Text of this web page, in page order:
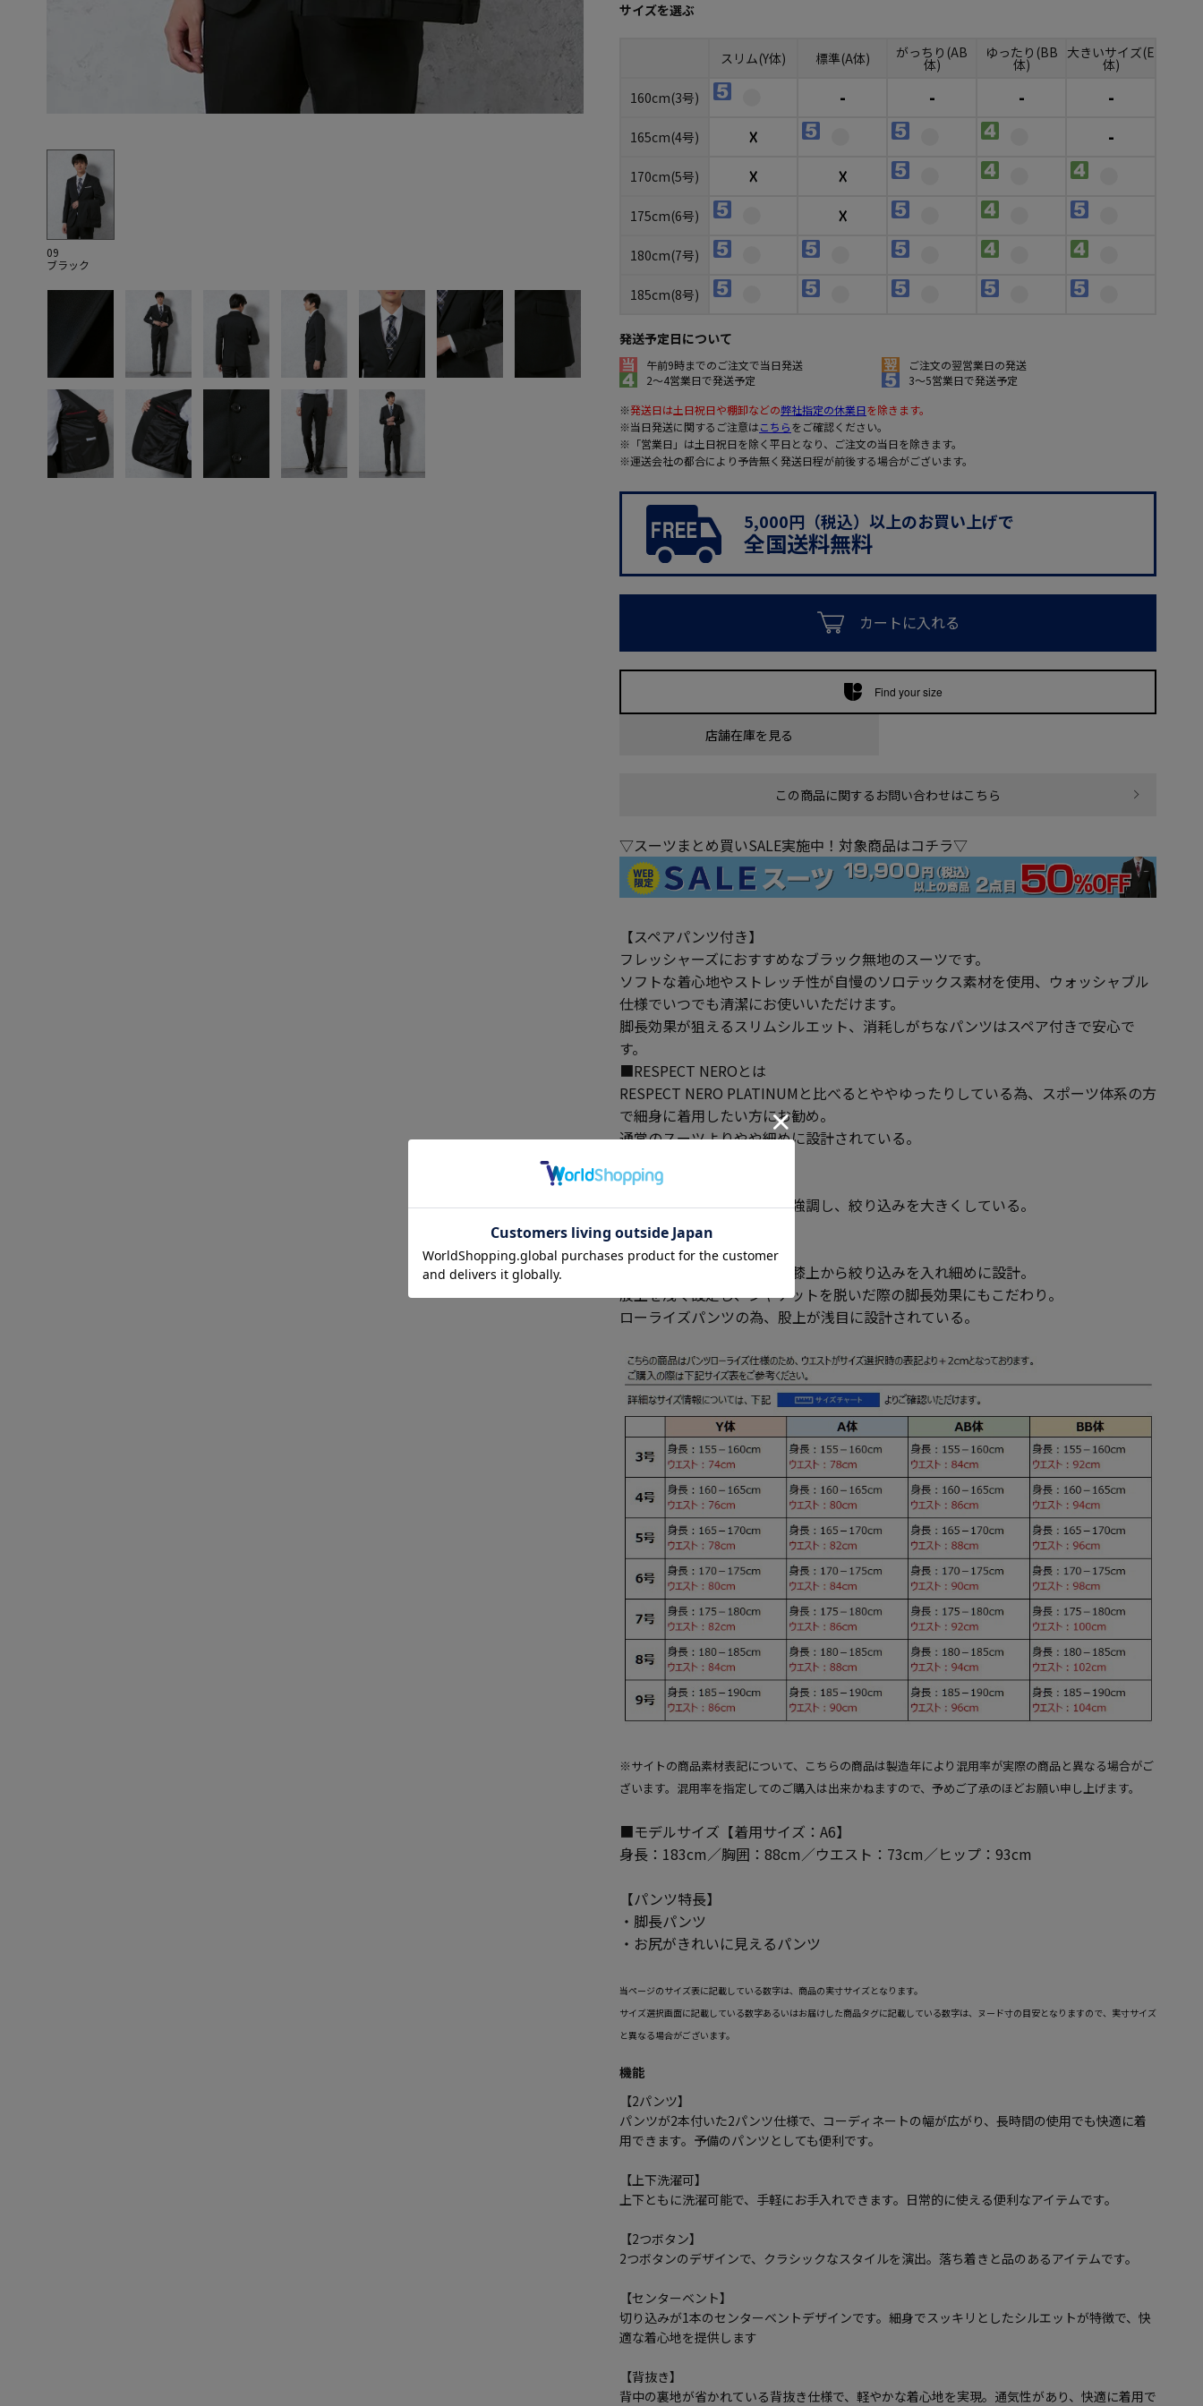
09
ブラック
サイズを選ぶ
スリム(Y体) 標準(A体) がっちり(AB
体)
ゆったり(BB
体)
大きいサイズ(E
体)
160cm(3号)
- - - -
165cm(4号) ☓ -
170cm(5号) ☓ ☓
175cm(6号) ☓
180cm(7号)
185cm(8号)
発送予定日について
午前9時までのご注文で当日発送
ご注文の翌営業日の発送
2～4営業日で発送予定
3～5営業日で発送予定
※発送日は土日祝日や棚卸などの弊社指定の休業日を除きます。
※当日発送に関するご注意はこちらをご確認ください。
※「営業日」は土日祝日を除く平日となり、ご注文の当日を除きます。
※運送会社の都合により予告無く発送日程が前後する場合がございます。
5,000円（税込）以上のお買い上げで
全国送料無料
カートに入れる
Find your size
店舗在庫を見る
この商品に関するお問い合わせはこちら
▽スーツまとめ買いSALE実施中！対象商品はコチラ▽
【スペアパンツ付き】
フレッシャーズにおすすめなブラック無地のスーツです。
ソフトな着心地やストレッチ性が自慢のソロテックス素材を使用、ウォッシャブル
仕様でいつでも清潔にお使いいただけます。
脚長効果が狙えるスリムシルエット、消耗しがちなパンツはスペア付きで安心で
す。
■RESPECT NEROとは
RESPECT NERO PLATINUMと比べるとややゆったりしている為、スポーツ体系の方
で細身に着用したい方にお勧め。
通常のスーツよりやや細めに設計されている。
■ジャケット：
上着はウエストのくびれを強調し、絞り込みを大きくしている。
■スラックス：
脚長、美脚効果を得る為、膝上から絞り込みを入れ細めに設計。
股上を浅く設定し、ジャケットを脱いだ際の脚長効果にもこだわり。
ローライズパンツの為、股上が浅目に設計されている。
※サイトの商品素材表記について、こちらの商品は製造年により混用率が実際の商品と異なる場合がご
ざいます。混用率を指定してのご購入は出来かねますので、予めご了承のほどお願い申し上げます。
■モデルサイズ【着用サイズ：A6】
身長：183cm／胸囲：88cm／ウエスト：73cm／ヒップ：93cm
【パンツ特長】
・脚長パンツ
・お尻がきれいに見えるパンツ
当ページのサイズ表に記載している数字は、商品の実寸サイズとなります。
サイズ選択画面に記載している数字あるいはお届けした商品タグに記載している数字は、ヌード寸の目安となりますので、実寸サイズ
と異なる場合がございます。
機能
【2パンツ】
パンツが2本付いた2パンツ仕様で、コーディネートの幅が広がり、長時間の使用でも快適に着
用できます。予備のパンツとしても便利です。
【上下洗濯可】
上下ともに洗濯可能で、手軽にお手入れできます。日常的に使える便利なアイテムです。
【2つボタン】
2つボタンのデザインで、クラシックなスタイルを演出。落ち着きと品のあるアイテムです。
【センターベント】
切り込みが1本のセンターベントデザインです。細身でスッキリとしたシルエットが特徴で、快
適な着心地を提供します
【背抜き】
背中の裏地が省かれている背抜き仕様で、軽やかな着心地を実現。通気性があり、快適に着用で